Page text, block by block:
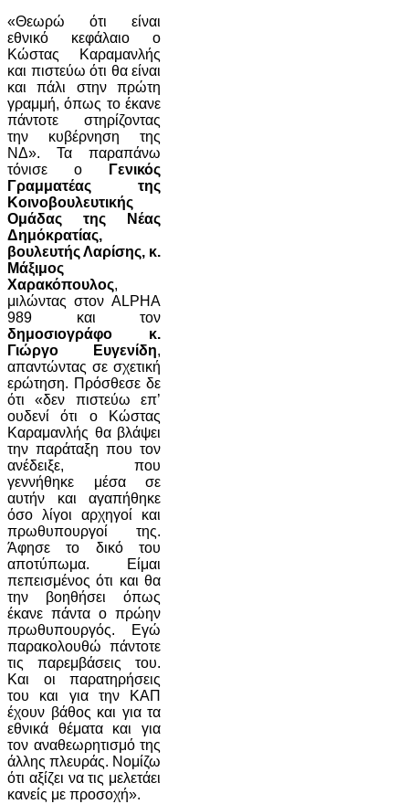
«Θεωρώ ότι είναι
εθνικό κεφάλαιο ο
Κώστας Καραμανλής
και πιστεύω ότι θα είναι
και πάλι στην πρώτη
γραμμή, όπως το έκανε
πάντοτε στηρίζοντας
την κυβέρνηση της
ΝΔ». Τα παραπάνω
τόνισε ο
Γενικός
Γραμματέας της
Κοινοβουλευτικής
Ομάδας της Νέας
Δημόκρατίας,
βουλευτής Λαρίσης, κ.
Μάξιμος
Χαρακόπουλος,
μιλώντας στον ALPHA
989 και τον
δημοσιογράφο κ.
Γιώργο Ευγενίδη,
απαντώντας σε σχετική
ερώτηση. Πρόσθεσε δε
ότι «δεν πιστεύω επ’
ουδενί ότι ο Κώστας
Καραμανλής θα βλάψει
την παράταξη που τον
ανέδειξε, που
γεννήθηκε μέσα σε
αυτήν και αγαπήθηκε
όσο λίγοι αρχηγοί και
πρωθυπουργοί της.
Άφησε το δικό του
αποτύπωμα. Είμαι
πεπεισμένος ότι και θα
την βοηθήσει όπως
έκανε πάντα ο πρώην
πρωθυπουργός. Εγώ
παρακολουθώ πάντοτε
τις παρεμβάσεις του.
Και οι παρατηρήσεις
του και για την ΚΑΠ
έχουν βάθος και για τα
εθνικά θέματα και για
τον αναθεωρητισμό της
άλλης πλευράς. Νομίζω
ότι αξίζει να τις μελετάει
κανείς με προσοχή».